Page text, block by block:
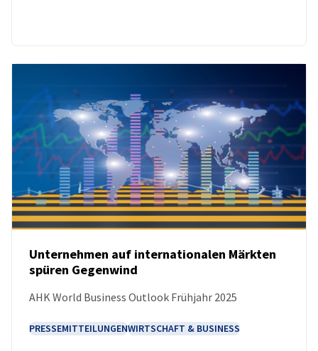
Unternehmen auf internationalen Märkten
spüren Gegenwind
AHK World Business Outlook Frühjahr 2025
PRESSEMITTEILUNGENWIRTSCHAFT & BUSINESS